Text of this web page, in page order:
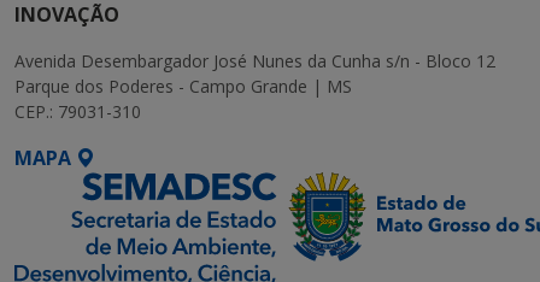
INOVAÇÃO
Avenida Desembargador José Nunes da Cunha s/n - Bloco 12
Parque dos Poderes - Campo Grande | MS
CEP.: 79031-310
MAPA